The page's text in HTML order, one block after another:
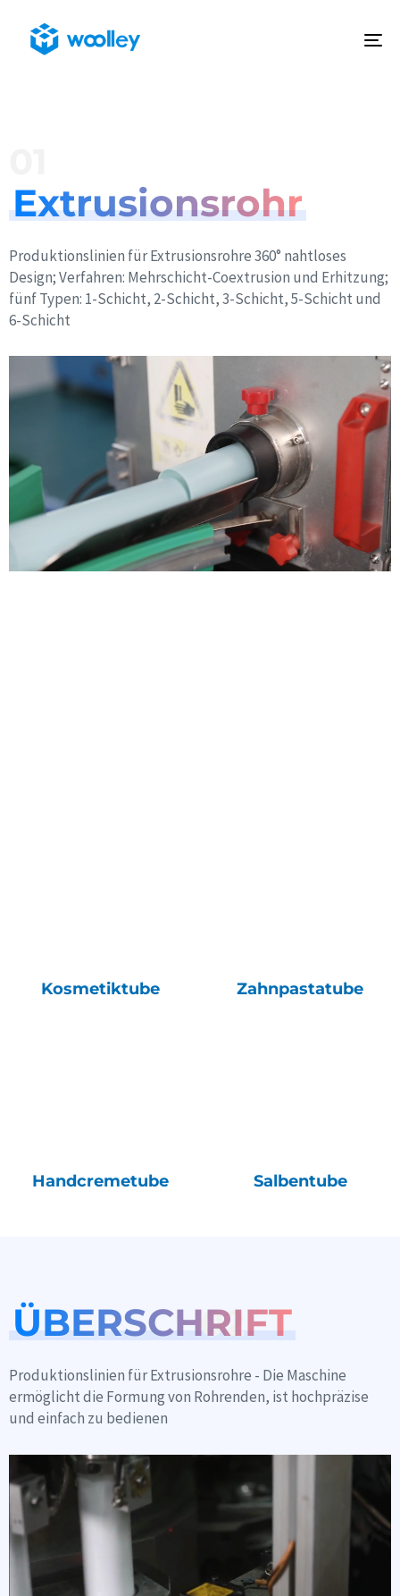
Extrusionsrohr
Produktionslinien für Extrusionsrohre 360° nahtloses
Design; Verfahren: Mehrschicht-Coextrusion und Erhitzung;
fünf Typen: 1-Schicht, 2-Schicht, 3-Schicht, 5-Schicht und
6-Schicht
Kosmetiktube Zahnpastatube
Handcremetube Salbentube
ÜBERSCHRIFT
02
Produktionslinien für Extrusionsrohre - Die Maschine
ermöglicht die Formung von Rohrenden, ist hochpräzise
und einfach zu bedienen